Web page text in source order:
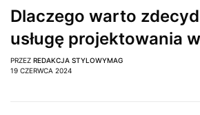
Dlaczego warto
usługę projektowania
PRZEZ REDAKCJA STYLOWYMAG
19 CZERWCA 2024